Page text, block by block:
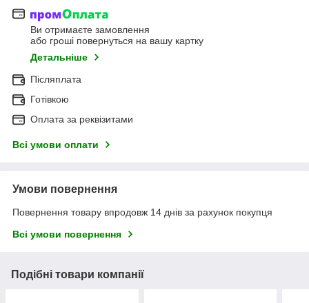
Ви отримаєте замовлення
або гроші повернуться на вашу картку
Детальніше
Післяплата
Готівкою
Оплата за реквізитами
Всі умови оплати
Умови повернення
Повернення товару впродовж 14 днів за рахунок покупця
Всі умови повернення
Подібні товари компанії